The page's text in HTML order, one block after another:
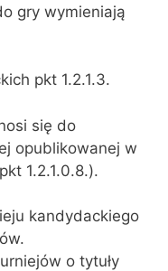
gry wymieniają
pkt 1.2.1.3.
się do
opublikowanej w
1.2.1.0.8.).
kandydackiego
o tytuły